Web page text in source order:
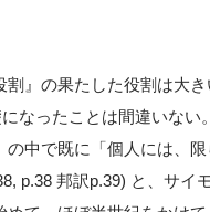
』の果たした役割は大
なったことは間違いな
中で既に「個人には、
p.38 邦訳p.39) と、サイ